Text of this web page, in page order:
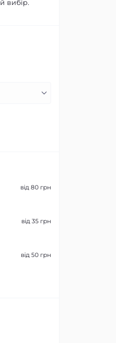
вибір.
від 80 грн
від 35 грн
від 50 грн